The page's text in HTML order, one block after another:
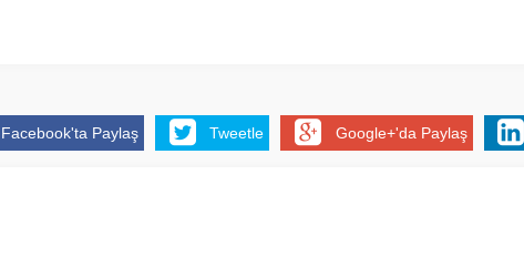
Facebook'ta Paylaş Tweetle Google+'da Paylaş